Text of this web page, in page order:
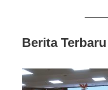
Berita